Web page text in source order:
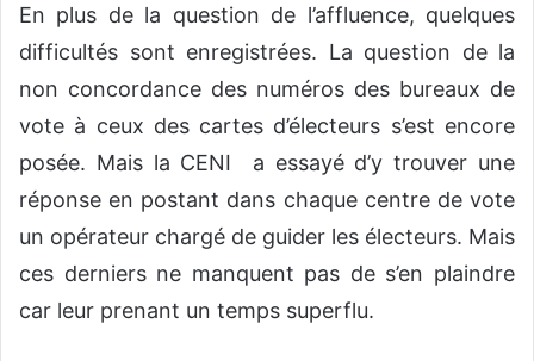
En plus de la question de l’affluence, quelques
difficultés sont enregistrées. La question de la
non concordance des numéros des bureaux de
vote à ceux des cartes d’électeurs s’est encore
posée. Mais la CENI a essayé d’y trouver une
réponse en postant dans chaque centre de vote
un opérateur chargé de guider les électeurs. Mais
ces derniers ne manquent pas de s’en plaindre
car leur prenant un temps superflu.